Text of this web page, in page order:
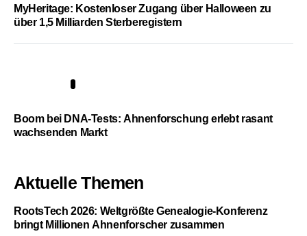
MyHeritage: Kostenloser Zugang über Halloween zu
über 1,5 Milliarden Sterberegistern
Boom bei DNA-Tests: Ahnenforschung erlebt rasant
wachsenden Markt
Aktuelle Themen
RootsTech 2026: Weltgrößte Genealogie-Konferenz
bringt Millionen Ahnenforscher zusammen